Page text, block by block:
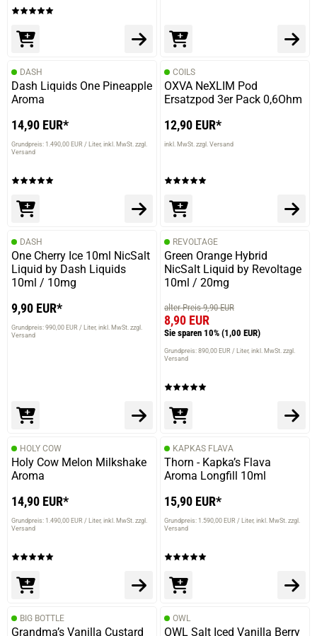
prev next
DASH
Dash Liquids One Pineapple
Aroma
14,90 EUR*
Grundpreis: 1.490,00 EUR / Liter inkl. MwSt. zzgl.
Versand
COILS
OXVA NeXLIM Pod
Ersatzpod 3er Pack 0,6Ohm
12,90 EUR*
inkl. MwSt. zzgl. Versand
DASH
One Cherry Ice 10ml NicSalt
Liquid by Dash Liquids
10ml / 10mg
9,90 EUR*
Grundpreis: 990,00 EUR / Liter inkl. MwSt. zzgl.
Versand
REVOLTAGE
Green Orange Hybrid
NicSalt Liquid by Revoltage
10ml / 20mg
alter Preis 9,90 EUR
8,90 EUR
Sie sparen 10% (1,00 EUR)
Grundpreis: 890,00 EUR / Liter inkl. MwSt. zzgl.
Versand
HOLY COW
Holy Cow Melon Milkshake
Aroma
14,90 EUR*
Grundpreis: 1.490,00 EUR / Liter inkl. MwSt. zzgl.
Versand
KAPKAS FLAVA
Thorn - Kapka’s Flava
Aroma Longfill 10ml
15,90 EUR*
Grundpreis: 1.590,00 EUR / Liter inkl. MwSt. zzgl.
Versand
BIG BOTTLE
Grandma’s Vanilla Custard
OWL
OWL Salt Iced Vanilla Berry